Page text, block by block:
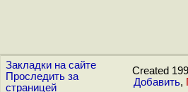
Закладки на сайте
Проследить за
страницей
Created
Добавить,